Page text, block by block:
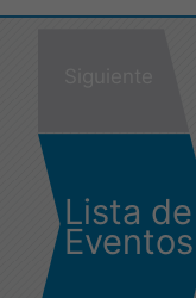
Lista de
Eventos